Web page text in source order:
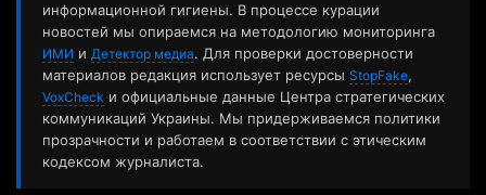
информационной гигиены. В процессе курации
новостей мы опираемся на методологию мониторинга
ИМИ и Детектор медиа. Для проверки достоверности
материалов редакция использует ресурсы StopFake,
VoxCheck и официальные данные Центра стратегических
коммуникаций Украины. Мы придерживаемся политики
прозрачности и работаем в соответствии с этическим
кодексом журналиста.